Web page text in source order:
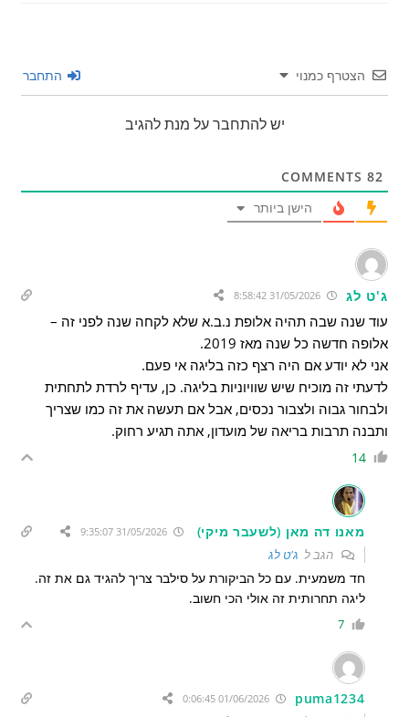
הצטרף כמנוי התחבר
יש להתחבר על מנת להגיב
82
הישן ביותר
ג'ט לג
עוד שנה שבה תהיה אלופת נ.ב.א שלא לקחה שנה לפני זה –
אלופה חדשה כל שנה מאז 2019.
אני לא יודע אם היה רצף כזה בליגה אי פעם.
לדעתי זה מוכיח שיש שוויוניות בליגה. כן, עדיף לרדת לתחתית
ולבחור גבוה ולצבור נכסים, אבל אם תעשה את זה כמו שצריך
ותבנה תרבות בריאה של מועדון, אתה תגיע רחוק.
14
מאנו דה מאן (לשעבר מיקי) 31/05/2026 9:35:07
הגב ל ג'ט לג
חד משמעית. עם כל הביקורת על סילבר צריך להגיד גם את זה.
ליגה תחרותית זה אולי הכי חשוב.
7
puma1234
01/06/2026 0:06:45